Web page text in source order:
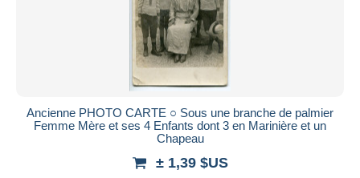
Ancienne PHOTO CARTE ○ Sous une branche de palmier
Femme Mère et ses 4 Enfants dont 3 en Marinière et un
Chapeau
± 1,39 $US